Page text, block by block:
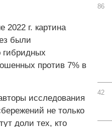
г. картина
были
гибридных
против 7% в
исследования
не только
доли тех, кто
86
42